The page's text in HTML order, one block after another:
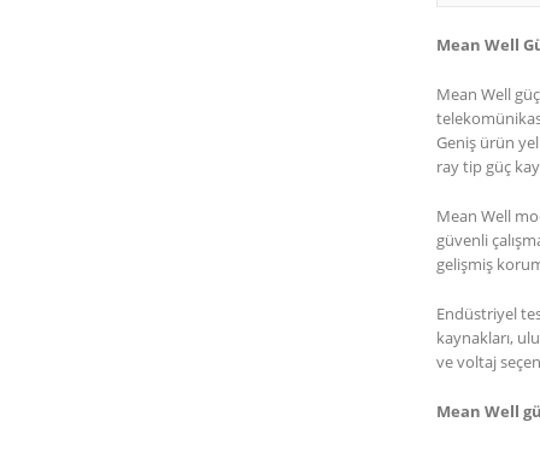
Mean Well
Mean Well
Geniş ürün
ray tip güç
Mean Well
güvenli
gelişmiş
Endüstriyel
kaynakları,
ve voltaj
Mean Well